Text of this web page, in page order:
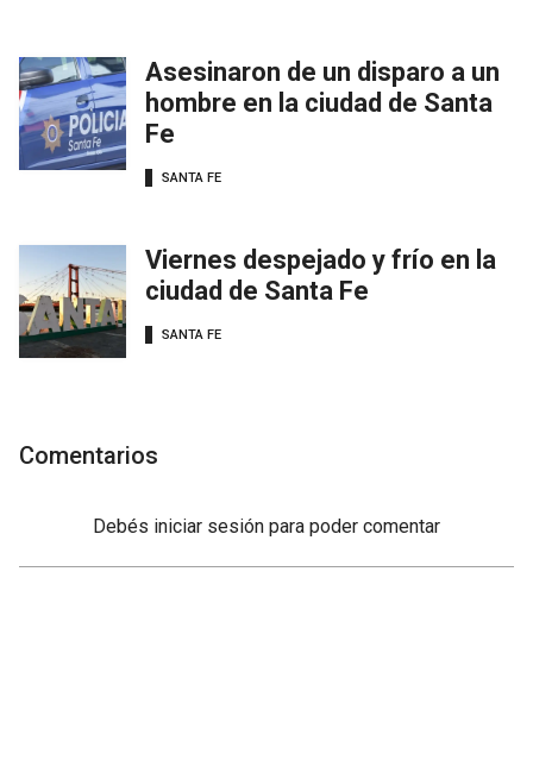
Asesinaron de un disparo a un
hombre en la ciudad de Santa
Fe
SANTA FE
Viernes despejado y frío en la
ciudad de Santa Fe
SANTA FE
Comentarios
Debés iniciar sesión para poder comentar